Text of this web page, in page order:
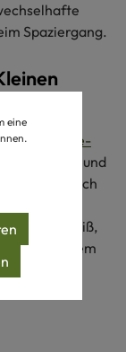
Spaziergang.
aus
Wolle-
weich und
passt sich
zu
naturweiß,
weil zu einem
haben wir
eine